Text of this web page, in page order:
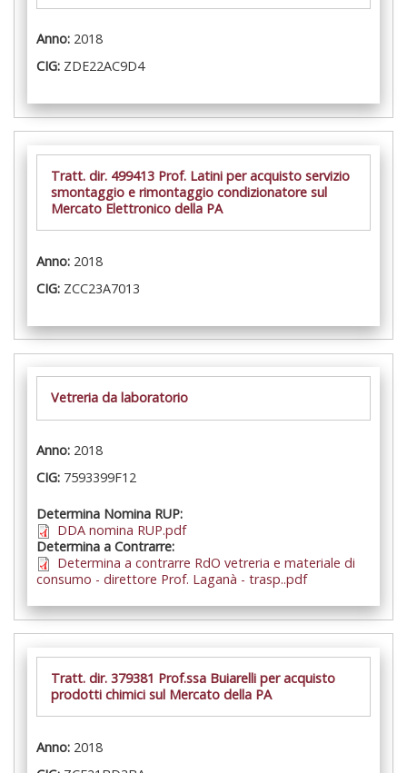
Anno: 2018
CIG: ZDE22AC9D4
Tratt. dir. 499413 Prof. Latini per acquisto servizio
smontaggio e rimontaggio condizionatore sul
Mercato Elettronico della PA
Anno: 2018
CIG: ZCC23A7013
Vetreria da laboratorio
Anno: 2018
CIG: 7593399F12
Determina Nomina RUP:
DDA nomina RUP.pdf
Determina a Contrarre:
Determina a contrarre RdO vetreria e materiale di
consumo - direttore Prof. Laganà - trasp..pdf
Tratt. dir. 379381 Prof.ssa Buiarelli per acquisto
prodotti chimici sul Mercato della PA
Anno: 2018